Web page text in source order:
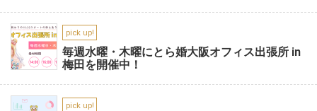
pick up!
毎週水曜・木曜にとら婚大阪オフィス出張所 in
梅田を開催中！
pick up!